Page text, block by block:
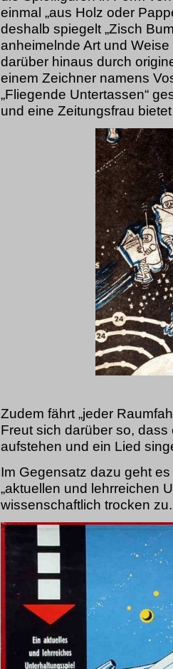
einmal „aus Holz oder
deshalb spiegelt „Zisch
anheimelnde Art und
darüber hinaus durch
einem Zeichner namens
„Fliegende Untertassen“
und eine Zeitungsfrau
Zudem fährt „jeder
Freut sich darüber so,
aufstehen und ein Lied
Im Gegensatz dazu geht
„aktuellen und lehrreichen
wissenschaftlich trocken zu.